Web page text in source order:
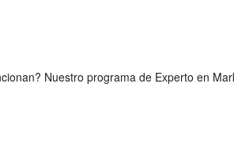
Nuestro programa de Experto en